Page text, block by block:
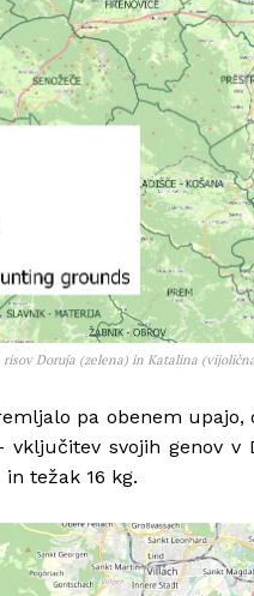
Doruja (zelena) in Katalina
pa obenem
svojih genov v
težak 16 kg.